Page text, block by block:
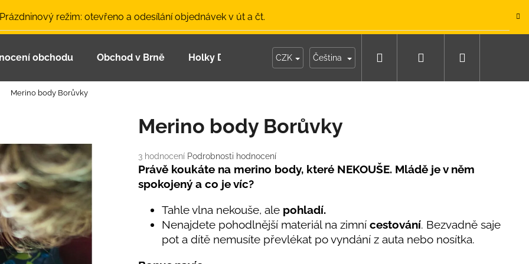
režim: otevřeno a odesílání objednávek v út a čt.
obchodu Obchod v Brně Holky Dupeťačky Moje objednávka
CZK Čeština Hledat Přihlášení
Merino body Borůvky
Průměrné
hodnocení
produktu
je
hvězdiček.
3 hodnocení Podrobnosti hodnocení
Merino body Borůvky
Právě koukáte na merino body, které NEKOUŠE. Mládě je v něm
spokojený a co je víc?
Tahle vlna nekouše, ale pohladí.
Nenajdete pohodlnější materiál na zimní cestování. Bezvadně saje
pot a dítě nemusíte převlékat po vyndání z auta nebo nosítka.
Co potřebujete najít?
Doporučujeme
LETNÍ ČEPICE UV 30 SVĚTLE MODRÁ